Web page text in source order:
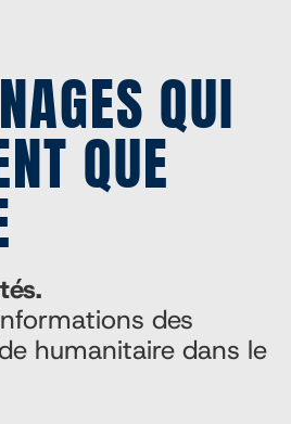
QUI
QUE
des
humanitaire dans le